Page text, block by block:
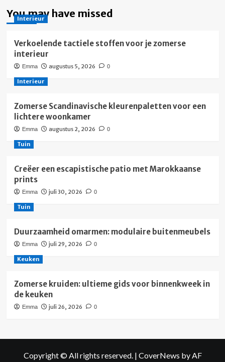
You may have missed
Interieur
Verkoelende tactiele stoffen voor je zomerse
interieur
Emma augustus 5, 2026 0
Interieur
Zomerse Scandinavische kleurenpaletten voor een
lichtere woonkamer
Emma augustus 2, 2026 0
Tuin
Creëer een escapistische patio met Marokkaanse
prints
Emma juli 30, 2026 0
Tuin
Duurzaamheid omarmen: modulaire buitenmeubels
Emma juli 29, 2026 0
Keuken
Zomerse kruiden: ultieme gids voor binnenkweek in
de keuken
Emma juli 26, 2026 0
Copyright © All rights reserved. | CoverNews by AF